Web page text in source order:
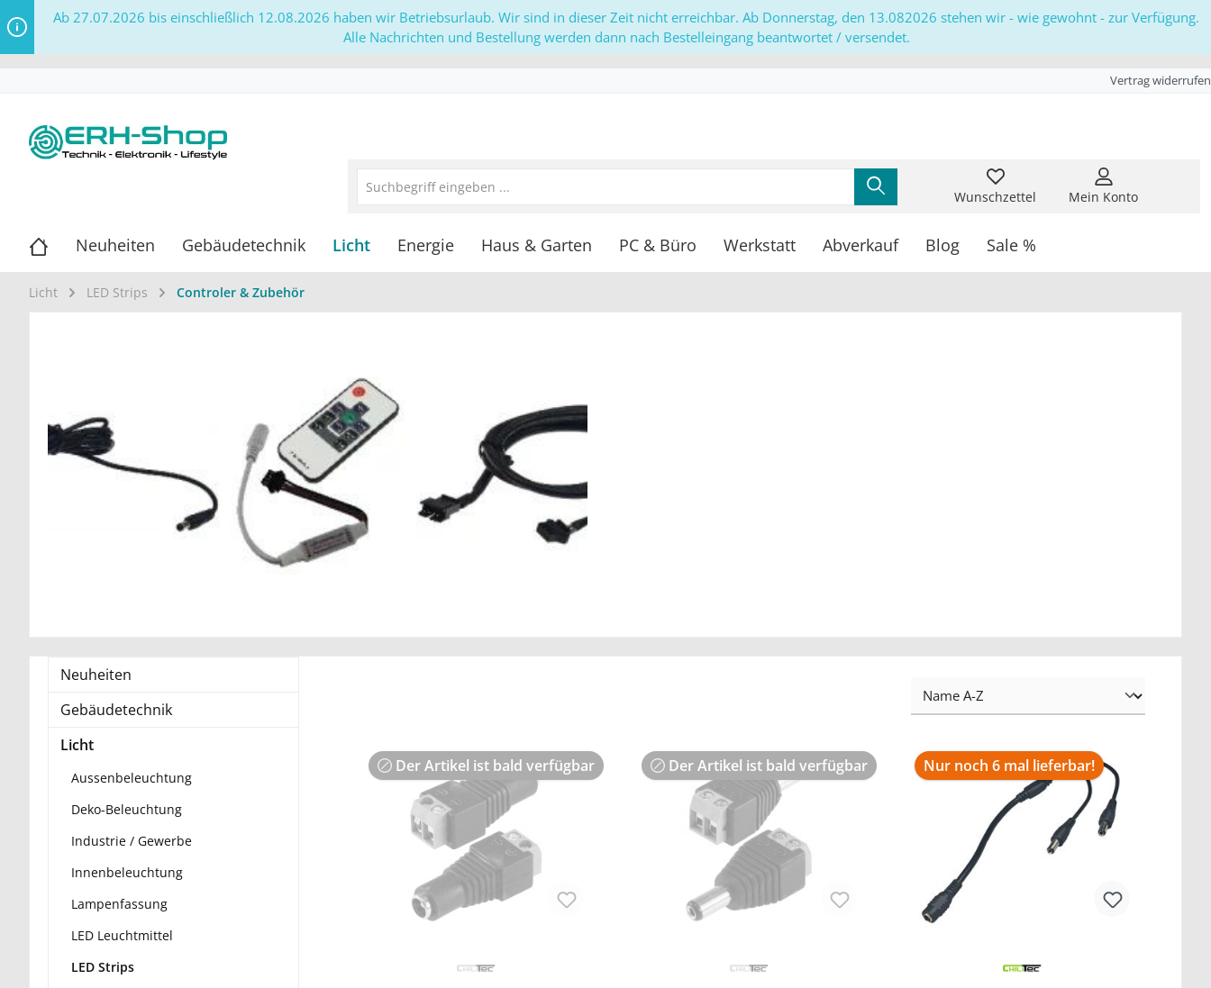
Ab 27.07.2026 bis einschließlich 12.08.2026 haben wir Betriebsurlaub. Wir sind in dieser Zeit nicht erreichbar. Ab Donnerstag, den 13.082026 stehen wir - wie gewohnt - zur Verfügung.
Alle Nachrichten und Bestellung werden dann nach Bestelleingang beantwortet / versendet.
Vertrag widerrufen
Wunschzettel Mein Konto
Neuheiten Gebäudetechnik Licht Energie Haus & Garten PC & Büro Werkstatt Abverkauf Blog Sale %
Licht LED Strips Controler & Zubehör
Neuheiten
Gebäudetechnik
Licht
Aussenbeleuchtung
Deko-Beleuchtung
Industrie / Gewerbe
Innenbeleuchtung
Lampenfassung
LED Leuchtmittel
LED Strips
Der Artikel ist bald verfügbar Der Artikel ist bald verfügbar Nur noch 6 mal lieferbar!